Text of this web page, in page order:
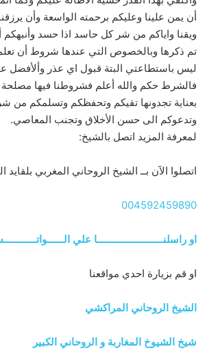
أن يمن علينا وعليكم برحمته الواسعة وأن
ويقنا واياكم من شر كل حاسد اذا حسد
تم ذكرها وبالخصوص التي عندها شروط أن
ليس باستطاعتي البتة قبول اي عذر وألأفضل
فالشرط حكم والله أعلم فشروطنا فيها مصلحة
بعناية تجدونها تقيكم وتحفظكم وتسلمكم من شر
وتدعوكم الى حسن الأخلاق وتجنب المعاصي.
لمعرفة المزيد اتصل بالشيخ:
اتصلوا الآن بــ الشيخ الروحاني المغربي
004592459890
او راسلنــــــــــــــــــــــــا علي
او قم بزيارة احدي مواقعنا
الشيخ الروحاني المراكشي
شيخ الشيوخ المغاربة و الروحاني الكبير